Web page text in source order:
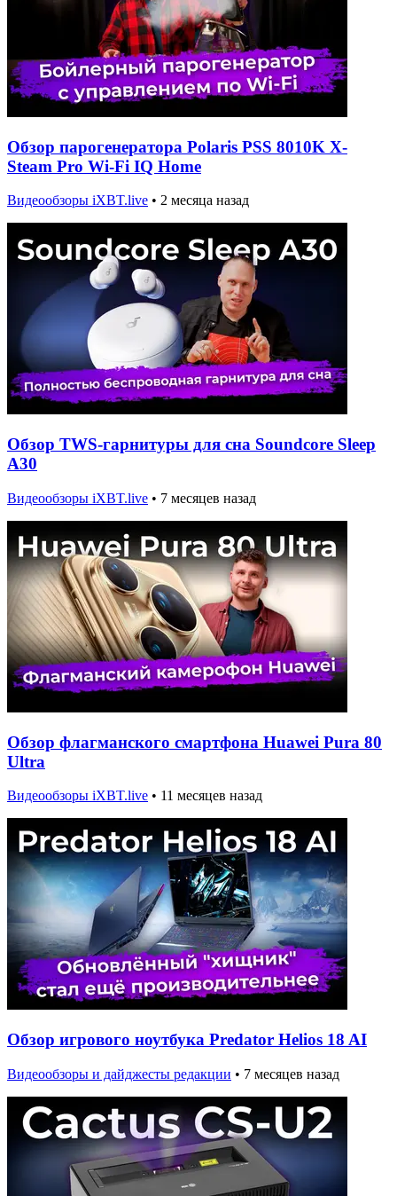
Обзор парогенератора Polaris PSS 8010K X-
Steam Pro Wi-Fi IQ Home
Видеообзоры iXBT.live • 2 месяца назад
Обзор TWS-гарнитуры для сна Soundcore Sleep
A30
Видеообзоры iXBT.live • 7 месяцев назад
Обзор флагманского смартфона Huawei Pura 80
Ultra
Видеообзоры iXBT.live • 11 месяцев назад
Обзор игрового ноутбука Predator Helios 18 AI
Видеообзоры и дайджесты редакции • 7 месяцев назад